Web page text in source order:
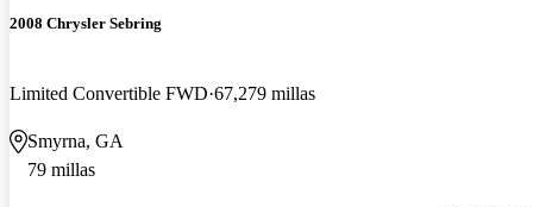
2008 Chrysler Sebring
Limited Convertible FWD 67,279 millas
Smyrna, GA
79 millas